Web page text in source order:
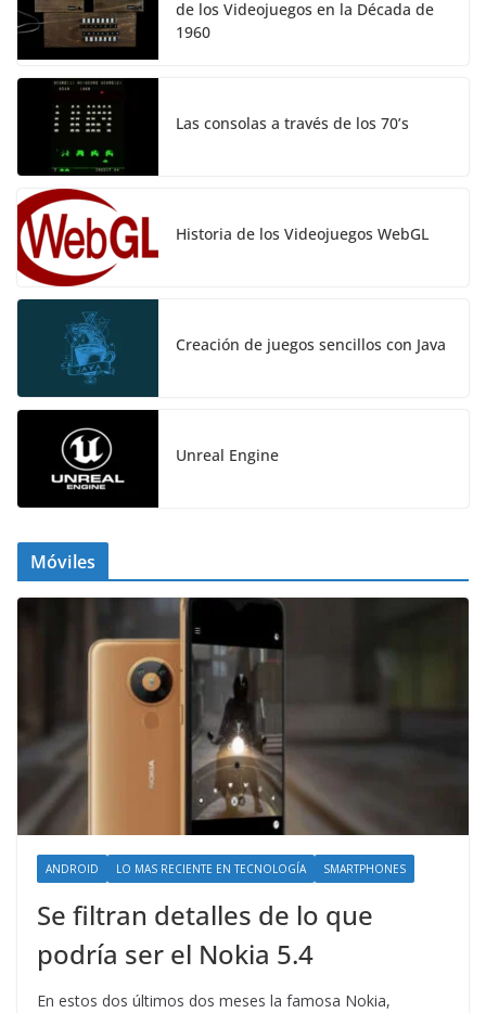
de los Videojuegos en la Década de
1960
Las consolas a través de los 70’s
Historia de los Videojuegos WebGL
Creación de juegos sencillos con Java
Unreal Engine
Móviles
ANDROID LO MAS RECIENTE EN TECNOLOGÍA SMARTPHONES
Se filtran detalles de lo que
podría ser el Nokia 5.4
En estos dos últimos dos meses la famosa Nokia,